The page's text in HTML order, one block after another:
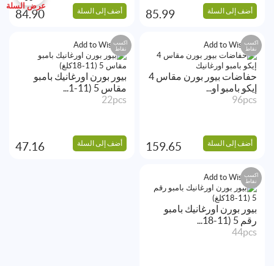
عرض السلة
أضف إلى السلة 85.99 أضف إلى السلة 84.90
Add to Wishlist
اكسب
نقاط
حفاضات بيور بورن مقاس 4
إيكو بامبو او...
96pcs
أضف إلى السلة 159.65
Add to Wishlist
اكسب
نقاط
بيور بورن اورغانيك بامبو
مقاس 5 (11-1...
22pcs
أضف إلى السلة 47.16
Add to Wishlist
اكسب
نقاط
بيور بورن اورغانيك بامبو
رقم 5 (11-18...
44pcs